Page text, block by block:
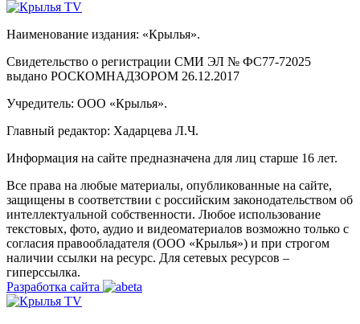
Наименование издания: «Крылья».
Свидетельство о регистрации СМИ ЭЛ № ФС77-72025
выдано РОСКОМНАДЗОРОМ 26.12.2017
Учредитель: ООО «Крылья».
Главный редактор: Хадарцева Л.Ч.
Информация на сайте предназначена для лиц старше 16 лет.
Все права на любые материалы, опубликованные на сайте,
защищены в соответствии с российским законодательством об
интеллектуальной собственности. Любое использование
текстовых, фото, аудио и видеоматериалов возможно только с
согласия правообладателя (ООО «Крылья») и при строгом
наличии ссылки на ресурс. Для сетевых ресурсов –
гиперссылка.
Разработка сайта